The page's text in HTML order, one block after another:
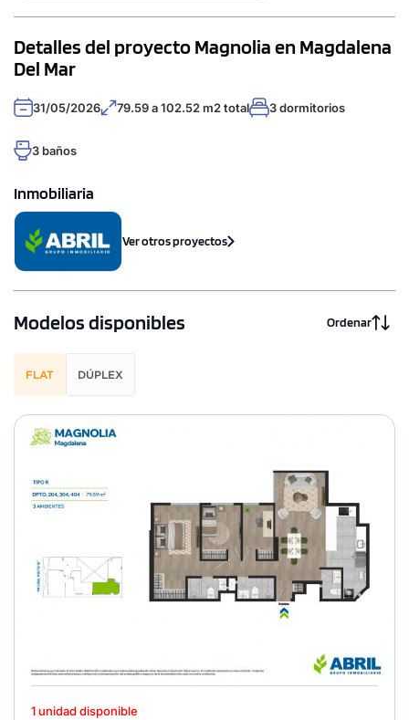
Detalles del proyecto Magnolia en Magdalena
Del Mar
31/05/2026 79.59 a 102.52 m2 total 3 dormitorios
3 baños
Inmobiliaria
Ver otros proyectos
Modelos disponibles Ordenar
FLAT DÚPLEX
1 unidad disponible